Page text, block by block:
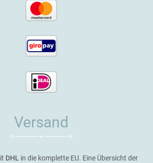
Versand
DHL in die komplette EU. Eine Übersicht der